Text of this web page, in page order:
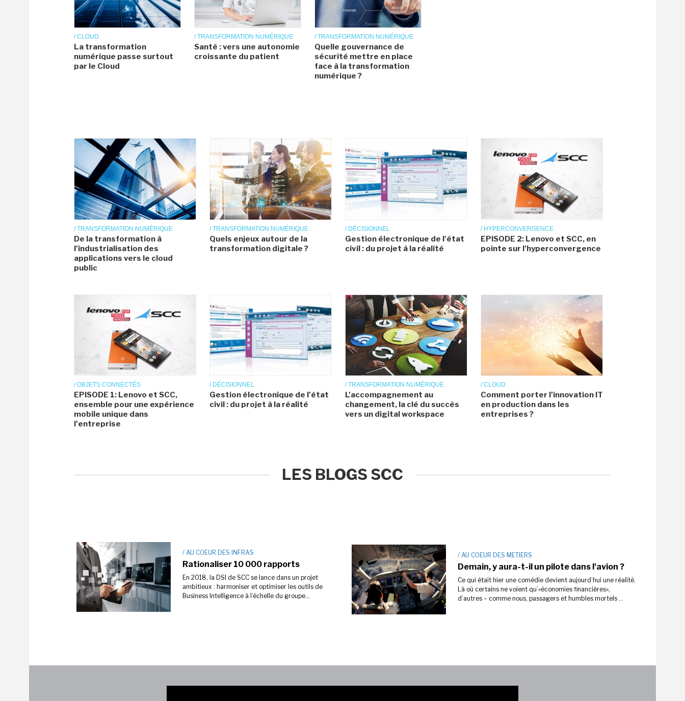
/ CLOUD
La transformation
numérique passe surtout
par le Cloud
/ TRANSFORMATION NUMÉRIQUE
Santé : vers une autonomie
croissante du patient
/ TRANSFORMATION NUMÉRIQUE
Quelle gouvernance de
sécurité mettre en place
face à la transformation
numérique ?
/ TRANSFORMATION NUMÉRIQUE
De la transformation à
l'industrialisation des
applications vers le cloud
public
/ TRANSFORMATION NUMÉRIQUE
Quels enjeux autour de la
transformation digitale ?
/ DÉCISIONNEL
Gestion électronique de l'état
civil : du projet à la réalité
/ HYPERCONVERGENCE
EPISODE 2: Lenovo et SCC, en
pointe sur l'hyperconvergence
/ OBJETS CONNECTÉS
EPISODE 1: Lenovo et SCC,
ensemble pour une expérience
mobile unique dans
l'entreprise
/ DÉCISIONNEL
Gestion électronique de l'état
civil : du projet à la réalité
/ TRANSFORMATION NUMÉRIQUE
L'accompagnement au
changement, la clé du succès
vers un digital workspace
/ CLOUD
Comment porter l'innovation IT
en production dans les
entreprises ?
LES BLOGS SCC
/ AU COEUR DES INFRAS
Rationaliser 10 000 rapports
En 2018, la DSI de SCC se lance dans un projet
ambitieux : harmoniser et optimiser les outils de
Business Intelligence à l’échelle du groupe...
/ AU COEUR DES METIERS
Demain, y aura-t-il un pilote dans l'avion ?
Ce qui était hier une comédie devient aujourd’hui une réalité.
Là où certains ne voient qu’«économies financières»,
d’autres – comme nous, passagers et humbles mortels ...